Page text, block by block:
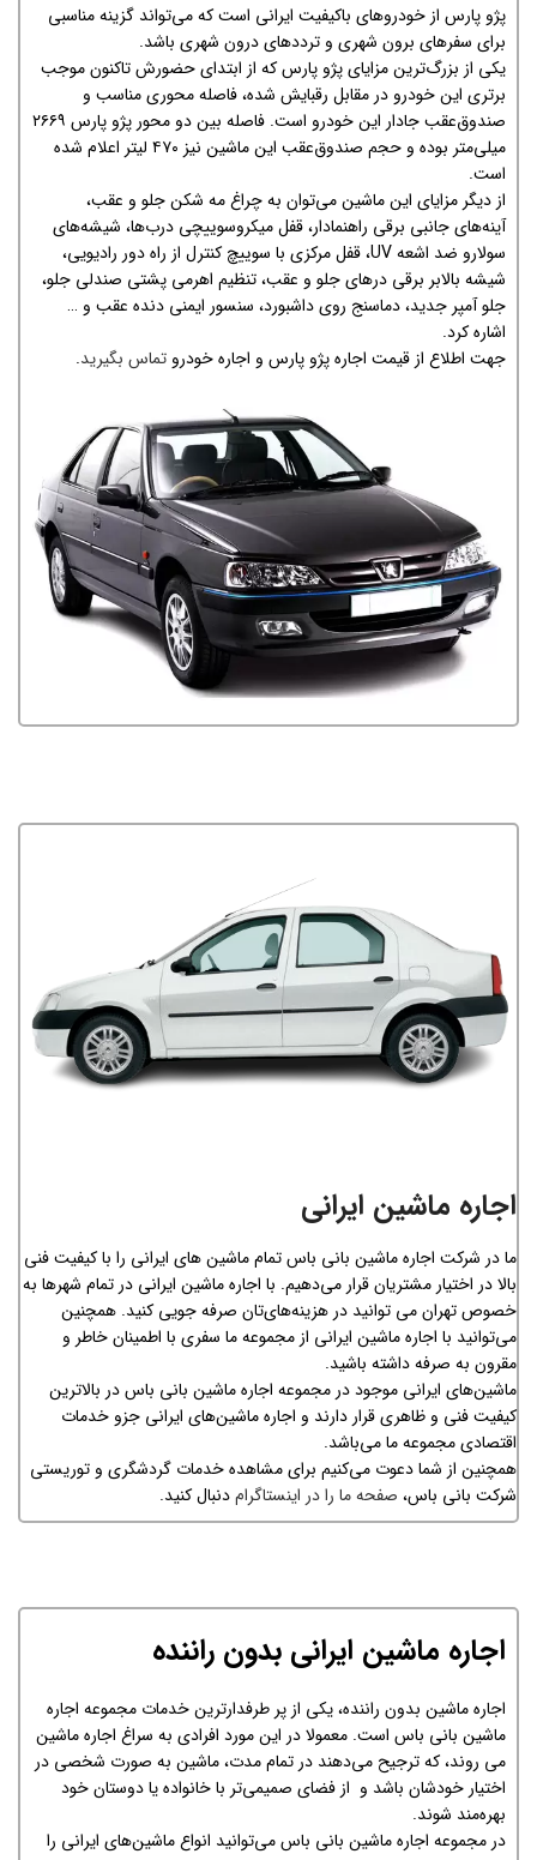
پژو پارس از خودروهای باکیفیت ایرانی است که می‌تواند گزینه مناسبی
برای سفرهای برون شهری و ترددهای درون شهری باشد.
یکی از بزرگ‌ترین مزایای پژو پارس که از ابتدای حضورش تاکنون موجب
برتری این خودرو در مقابل رقبایش شده، فاصله محوری مناسب و
صندوق‌عقب جادار این خودرو است. فاصله بین دو محور پژو پارس ۲۶۶۹
میلی‌متر بوده و حجم صندوق‌عقب این ماشین نیز ۴۷۰ لیتر اعلام شده
است.
از دیگر مزایای این ماشین می‌توان به چراغ مه شكن جلو و عقب،
آینه‌های جانبی برقی راهنمادار، قفل میکروسوییچی درب‌ها، شیشه‌های
سولارو ضد اشعه UV، قفل مركزی با سوییچ كنترل از راه دور رادیویی،
شیشه بالابر برقی درهای جلو و عقب، تنظیم اهرمی پشتی صندلی جلو،
جلو آمپر جدید، دماسنج روی داشبورد، سنسور ايمنی دنده عقب و …
اشاره کرد.
جهت اطلاع از قیمت اجاره پژو پارس و اجاره خودرو تماس بگیرید.
اجاره ماشین ایرانی
ما در شرکت اجاره ماشین بانی باس تمام ماشین های ایرانی را با کیفیت فنی
بالا در اختیار مشتریان قرار می‌دهیم. با اجاره ماشین ایرانی در تمام شهرها به
خصوص تهران می توانید در هزینه‌های‌تان صرفه جویی کنید. همچنین
می‌توانید با اجاره ماشین ایرانی از مجموعه ما سفری با اطمینان خاطر و
مقرون به صرفه داشته باشید.
ماشین‌های ایرانی موجود در مجموعه اجاره ماشین بانی باس در بالاترین
کیفیت فنی و ظاهری قرار دارند و اجاره ماشین‌های ایرانی جزو خدمات
اقتصادی مجموعه ما می‌باشد.
همچنین از شما دعوت می‌کنیم برای مشاهده خدمات گردشگری و توریستی
شرکت بانی باس، صفحه ما را در اینستاگرامدنبال کنید.
اجاره ماشین ایرانی بدون راننده
‌اجاره ماشین بدون راننده، یکی از پر طرفدارترین خدمات مجموعه اجاره
ماشین بانی باس است. معمولا در این مورد افرادی به سراغ اجاره ماشین
می روند‌، که ترجیح می‌دهند در تمام مدت، ماشین به صورت شخصی در
اختیار خودشان باشد و از فضای صمیمی‌تر با خانواده یا دوستان خود
بهره‌مند شوند.
در مجموعه اجاره ماشین بانی باس می‌توانید انواع ماشین‌های ایرانی را